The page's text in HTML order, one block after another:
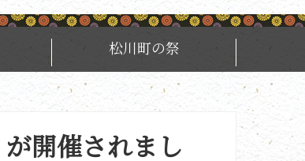
松川町の祭